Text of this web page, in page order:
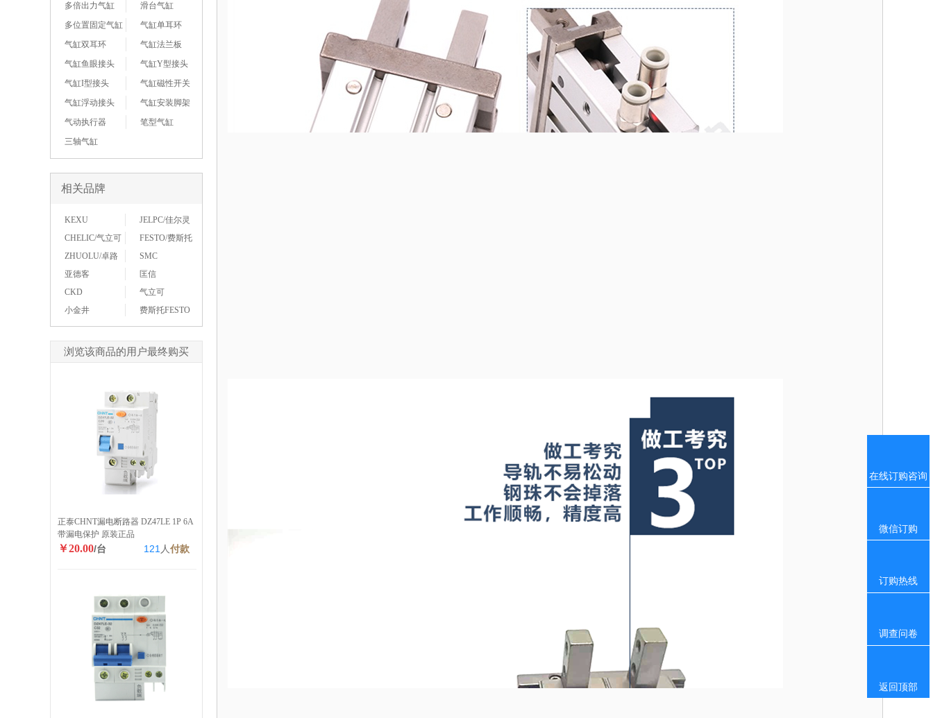
多倍出力气缸
滑台气缸
多位置固定气缸
气缸单耳环
气缸双耳环
气缸法兰板
气缸鱼眼接头
气缸Y型接头
气缸I型接头
气缸磁性开关
气缸浮动接头
气缸安装脚架
气动执行器
笔型气缸
三轴气缸
相关品牌
KEXU
JELPC/佳尔灵
CHELIC/气立可
FESTO/费斯托
ZHUOLU/卓路
SMC
亚德客
匡信
CKD
气立可
小金井
费斯托FESTO
浏览该商品的用户最终购买
正泰CHNT漏电断路器 DZ47LE 1P 6A
带漏电保护 原装正品
￥20.00/台 121 人付款
在线订购咨询
微信订购
订购热线
调查问卷
返回顶部